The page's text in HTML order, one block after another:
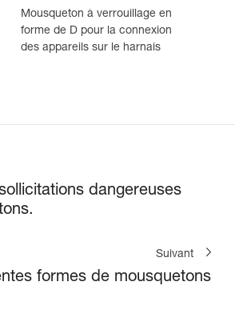
Mousqueton à verrouillage en
forme de D pour la connexion
des appareils sur le harnais
dangereuses
Suivant
formes de mousquetons